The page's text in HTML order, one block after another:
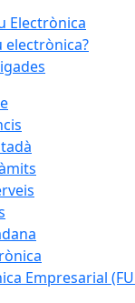
Electrònica
electrònica?
Empresarial